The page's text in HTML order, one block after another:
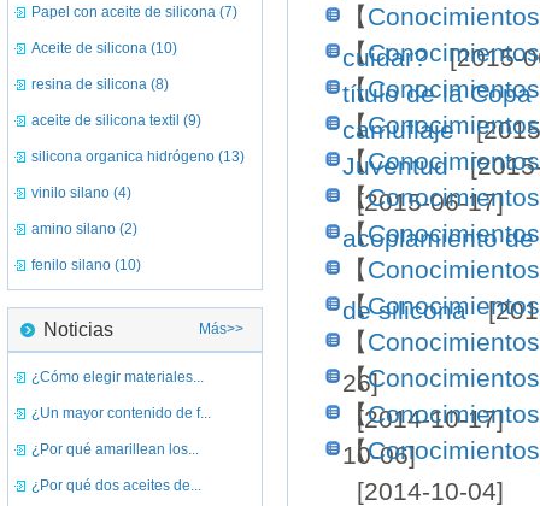
Papel con aceite de silicona (7)
Aceite de silicona (10)
resina de silicona (8)
aceite de silicona textil (9)
silicona organica hidrógeno (13)
vinilo silano (4)
amino silano (2)
fenilo silano (10)
Noticias Más>>
¿Cómo elegir materiales...
¿Un mayor contenido de f...
¿Por qué amarillean los...
¿Por qué dos aceites de...
【
cuidar?[2015-
【
título de la Copa
【
camuflaje
【
Juventud
【
[2015-06-17]
【
acoplamiento
【
【
de silicona
【
【
26]
【
[2014-10-17]
【
10-06]
【
[2014-10-04]